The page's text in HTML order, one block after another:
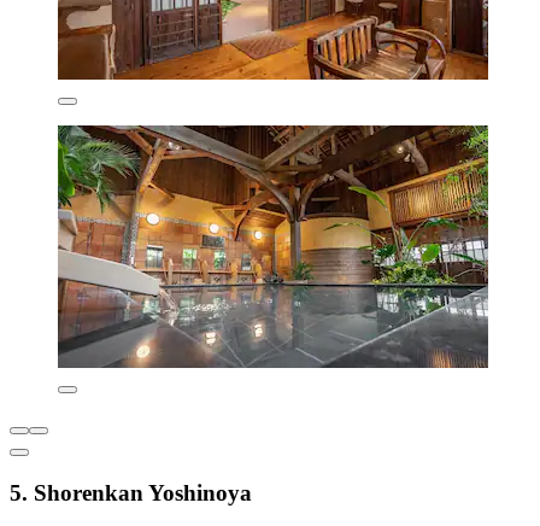
5. Shorenkan Yoshinoya